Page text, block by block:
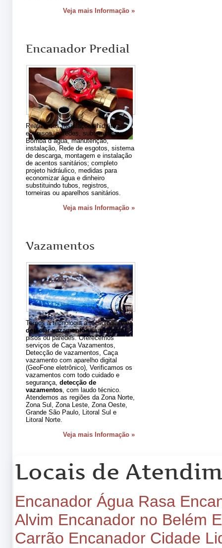
Veja mais Informação »
Encanador Predial
Realizamos Instalações hidráulicas
em pisos, paredes, subterrâneos;
Bomba d´agua, manutenção,
instalação, Rede de esgotos, sistema
de descarga, montagem e instalação
de acentos sanitários; completo
projeto hidráulico, medidas para
economizar água e dinheiro
substituindo tubos, registros,
torneiras ou aparelhos sanitários.
Veja mais Informação »
Vazamentos
Temos a tecnologia a tecnologia para
detectar vazamentossem quebrar
pisos ou paredes. Oferecemos
serviços de Caça Vazamentos,
Detecção de vazamentos, Caça
vazamento com aparelho digital
(GeoFone eletrônico), Verificamos os
vazamentos com todo cuidado e
segurança,detecção de
vazamentos, com laudo técnico.
Atendemos as regiões da Zona Norte,
Zona Sul, Zona Leste, Zona Oeste,
Grande São Paulo, Litoral Sul e
Litoral Norte.
Veja mais Informação »
Locais de
Encanador Água Rasa
Alvim Encanador no Belém
Carrão Encanador Cidade